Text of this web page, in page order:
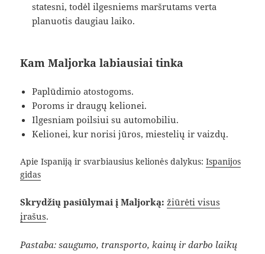
statesni, todėl ilgesniems maršrutams verta
planuotis daugiau laiko.
Kam Maljorka labiausiai tinka
Paplūdimio atostogoms.
Poroms ir draugų kelionei.
Ilgesniam poilsiui su automobiliu.
Kelionei, kur norisi jūros, miestelių ir vaizdų.
Apie Ispaniją ir svarbiausius kelionės dalykus:Ispanijos
gidas
Skrydžių pasiūlymai į Maljorką: žiūrėti visus
įrašus.
Pastaba: saugumo, transporto, kainų ir darbo laikų